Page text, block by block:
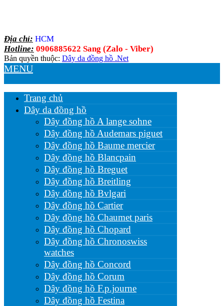
Địa chỉ: HCM
Hotline: 0906885622 Sang (Zalo - Viber)
Bản quyền thuộc: Dây da đồng hồ .Net
MENU
Trang chủ
Dây da đồng hồ
Dây đồng hồ A lange sohne
Dây đồng hồ Audemars piguet
Dây đồng hồ Baume mercier
Dây đồng hồ Blancpain
Dây đồng hồ Breguet
Dây đồng hồ Breitling
Dây đồng hồ Bvlgari
Dây đồng hồ Cartier
Dây đồng hồ Chaumet paris
Dây đồng hồ Chopard
Dây đồng hồ Chronoswiss
watches
Dây đồng hồ Concord
Dây đồng hồ Corum
Dây đồng hồ F.p.journe
Dây đồng hồ Festina